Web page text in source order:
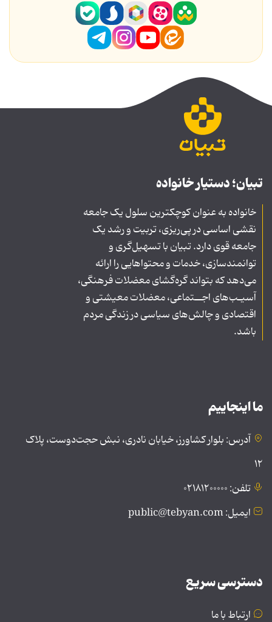
تبیان؛ دستیار خانواده
خانواده به عنوان کوچکترین سلول یک جامعه
نقشی اساسی در پی‌ریزی، تربیت و رشد یک
جامعه قوی دارد. تبیان با تسهیل‌گری و
توانمندسازی، خدمات و محتواهایی را ارائه
می‌دهد که بتواند گره‌گشای معضلات فرهنگی،
آسیـب‌های اجــتماعی، معضلات معیشتی و
اقتصادی و چالش‌های سیاسی در زندگی مردم
باشد.
ما اینجاییم
آدرس: بلوار کشاورز، خیابان نادری، نبش حجت‌دوست، پلاک
۱۲
تلفن: ۰۲۱۸۱۲۰۰۰۰۰
ایمیل: public@tebyan.com
دسترسی سریع
ارتباط با ما